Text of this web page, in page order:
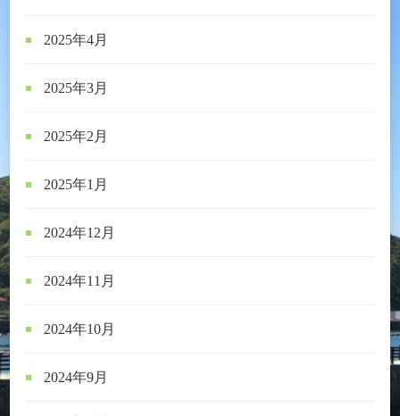
2025年4月
2025年3月
2025年2月
2025年1月
2024年12月
2024年11月
2024年10月
2024年9月